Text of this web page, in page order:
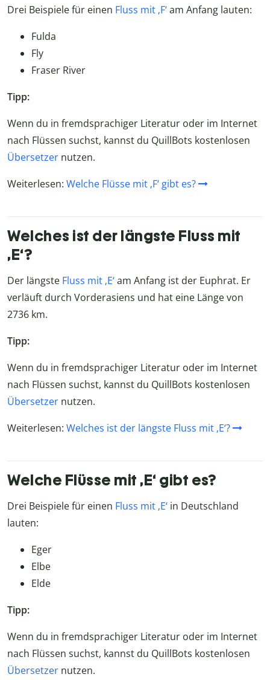
Drei Beispiele für einen Fluss mit ‚F‘am Anfang lauten:
Fulda
Fly
Fraser River
Tipp:
Wenn du in fremdsprachiger Literatur oder im Internet
nach Flüssen suchst, kannst du QuillBots kostenlosen
Übersetzer nutzen.
Weiterlesen: Welche Flüsse mit ‚F‘ gibt es?
Welches ist der längste Fluss mit
‚E‘?
Der längste Fluss mit ‚E‘am Anfang ist der Euphrat. Er
verläuft durch Vorderasiens und hat eine Länge von
2736 km.
Tipp:
Wenn du in fremdsprachiger Literatur oder im Internet
nach Flüssen suchst, kannst du QuillBots kostenlosen
Übersetzer nutzen.
Weiterlesen: Welches ist der längste Fluss mit ‚E‘?
Welche Flüsse mit ‚E‘ gibt es?
Drei Beispiele für einen Fluss mit ‚E‘ in Deutschland
lauten:
Eger
Elbe
Elde
Tipp:
Wenn du in fremdsprachiger Literatur oder im Internet
nach Flüssen suchst, kannst du QuillBots kostenlosen
Übersetzer nutzen.